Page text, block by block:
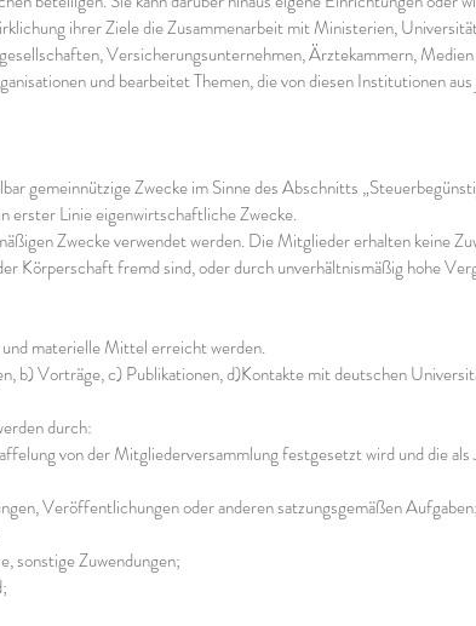
ihrer Ziele die Zusammenarbeit mit Ministerien,
Versicherungsunternehmen, Ärztekammern,
und bearbeitet Themen, die von diesen Institutionen
gemeinnützige Zwecke im Sinne des Abschnitts
Linie eigenwirtschaftliche Zwecke.
Zwecke verwendet werden. Die Mitglieder erhalten keine
Körperschaft fremd sind, oder durch unverhältnismäßig hohe
materielle Mittel erreicht werden.
b) Vorträge, c) Publikationen, d)Kontakte mit deutschen
durch:
von der Mitgliederversammlung festgesetzt wird und die als
Veröffentlichungen oder anderen satzungsgemäßen Aufgaben;
sonstige Zuwendungen;